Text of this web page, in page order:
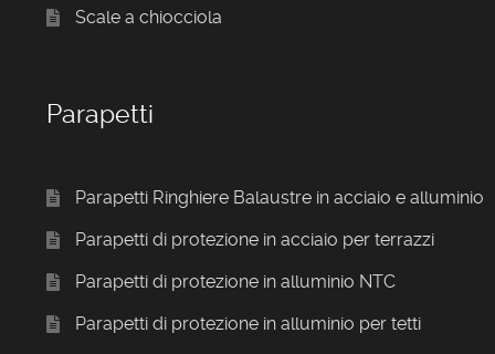
Scale a chiocciola
Parapetti
Parapetti Ringhiere Balaustre in acciaio e alluminio
Parapetti di protezione in acciaio per terrazzi
Parapetti di protezione in alluminio NTC
Parapetti di protezione in alluminio per tetti